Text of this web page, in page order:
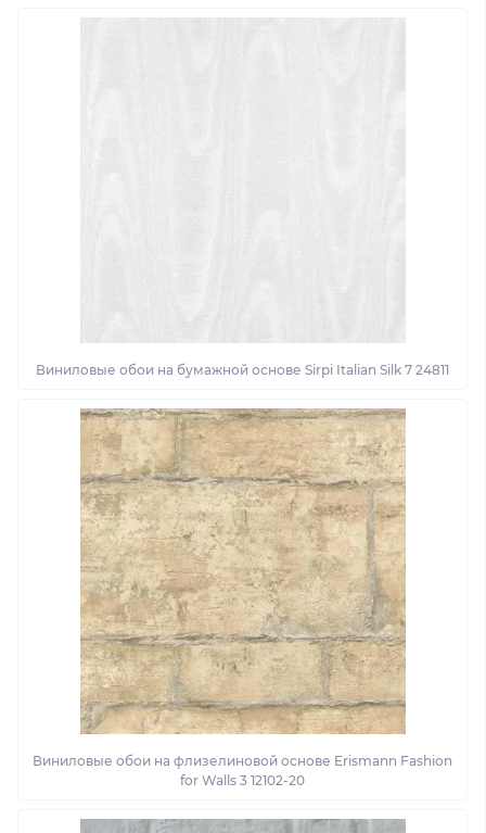
Виниловые обои на бумажной основе Sirpi Italian Silk 7 24811
Виниловые обои на флизелиновой основе Erismann Fashion
for Walls 3 12102-20